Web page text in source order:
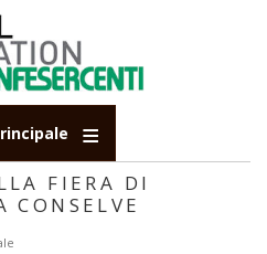
FIERA DI
CONSELVE